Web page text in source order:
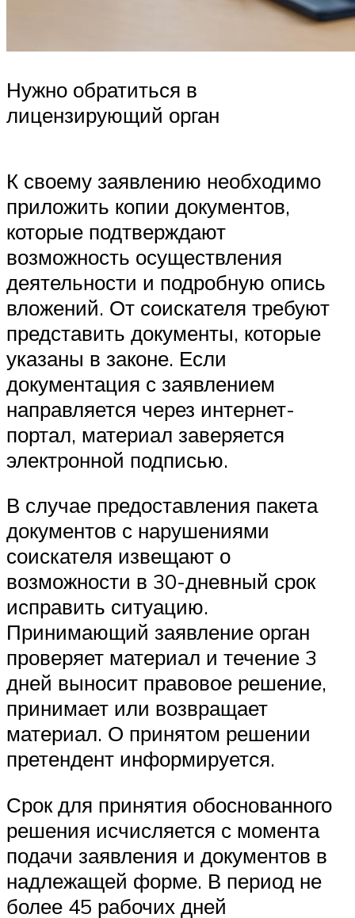
Нужно обратиться в
лицензирующий орган
К своему заявлению необходимо
приложить копии документов,
которые подтверждают
возможность осуществления
деятельности и подробную опись
вложений. От соискателя требуют
представить документы, которые
указаны в законе. Если
документация с заявлением
направляется через интернет-
портал, материал заверяется
электронной подписью.
В случае предоставления пакета
документов с нарушениями
соискателя извещают о
возможности в 30-дневный срок
исправить ситуацию.
Принимающий заявление орган
проверяет материал и течение 3
дней выносит правовое решение,
принимает или возвращает
материал. О принятом решении
претендент информируется.
Срок для принятия обоснованного
решения исчисляется с момента
подачи заявления и документов в
надлежащей форме. В период не
более 45 рабочих дней